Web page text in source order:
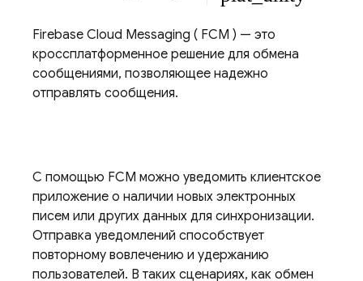
Firebase Cloud Messaging ( FCM ) — это
кроссплатформенное решение для обмена
сообщениями, позволяющее надежно
отправлять сообщения.
С помощью FCM можно уведомить клиентское
приложение о наличии новых электронных
писем или других данных для синхронизации.
Отправка уведомлений способствует
повторному вовлечению и удержанию
пользователей. В таких сценариях, как обмен